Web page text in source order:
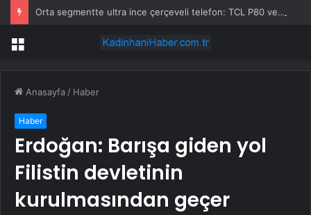
Orta segmentte ultra ince çerçeveli telefon: TCL P80 ve P80 Pro geliyor
Menü
Anasayfa / Haber
Haber
Erdoğan: Barışa giden yol
Filistin devletinin
kurulmasından geçer